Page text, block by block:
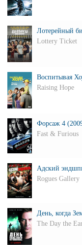
Лотерейный
Lottery Ticket
Воспитывая
Raising Hope
Форсаж 4
Fast & Furious
Адский
Rogues Gallery
День, когда
The Day the